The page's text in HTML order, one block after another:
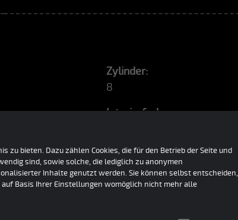
Zylinder:
8
Interiorfarbe:
zu bieten. Dazu zählen Cookies, die für den Betrieb der Seite und
sind, sowie solche, die lediglich zu anonymen
Inhalte genutzt werden. Sie können selbst entscheiden,
Basis Ihrer Einstellungen womöglich nicht mehr alle